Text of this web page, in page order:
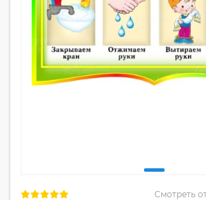
Смотреть